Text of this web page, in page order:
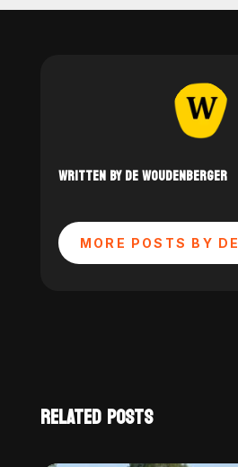
WRITTEN BY DE WOUDENBERGER
MORE POSTS BY DE
RELATED POSTS